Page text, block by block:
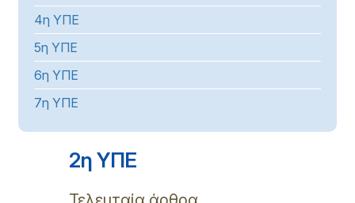
4η ΥΠΕ
5η ΥΠΕ
6η ΥΠΕ
7η ΥΠΕ
2η ΥΠΕ